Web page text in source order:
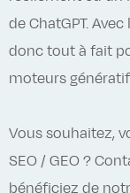
de ChatGPT.
donc tout à fait
moteurs
Vous souhaitez,
SEO / GEO ?
bénéficiez de